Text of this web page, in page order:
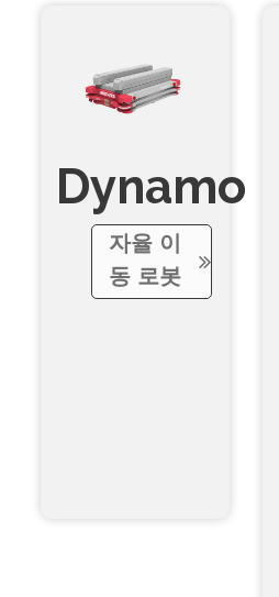
Dynamo
자율 이
동 로봇